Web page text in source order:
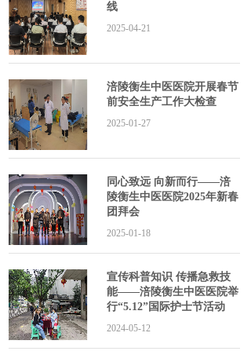
线
2025-04-21
涪陵衡生中医医院开展春节
前安全生产工作大检查
2025-01-27
同心致远 向新而行——涪
陵衡生中医医院2025年新春
团拜会
2025-01-18
宣传科普知识 传播急救技
能——涪陵衡生中医医院举
行“5.12”国际护士节活动
2024-05-12